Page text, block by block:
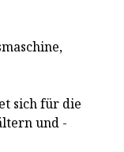
sich für die
und -